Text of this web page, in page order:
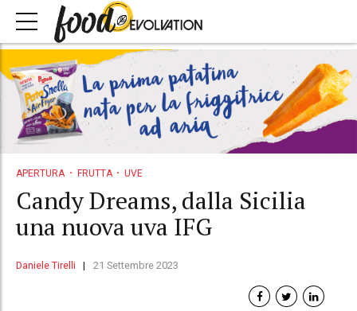
APERTURA FRUTTA UVE
Candy Dreams, dalla Sicilia
una nuova uva IFG
Daniele Tirelli 21 Settembre 2023